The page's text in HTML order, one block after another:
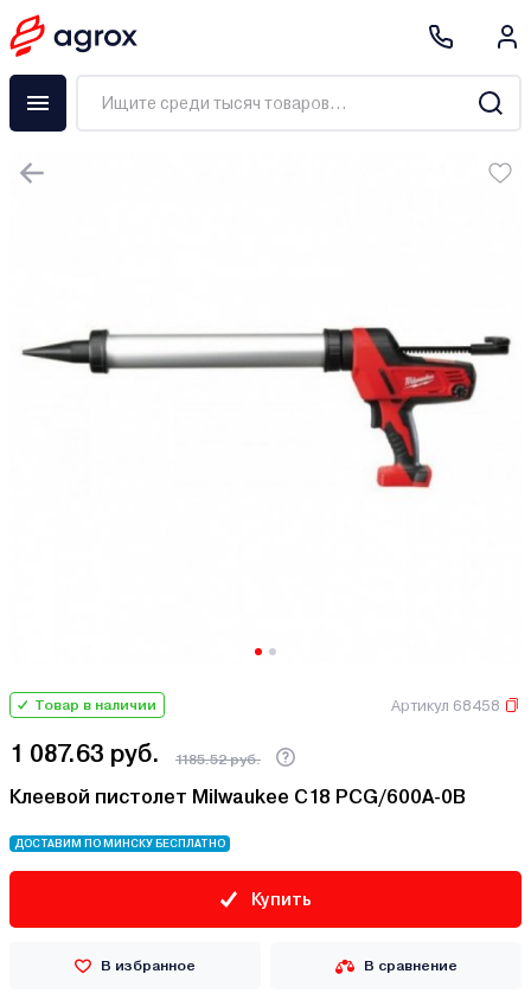
Товар в наличии Артикул 68458
1 087.63 руб. 1185.52 руб.
Клеевой пистолет Milwaukee C18 PCG/600A-0B
ДОСТАВИМ ПО МИНСКУ БЕСПЛАТНО
Купить
В избранное В сравнение